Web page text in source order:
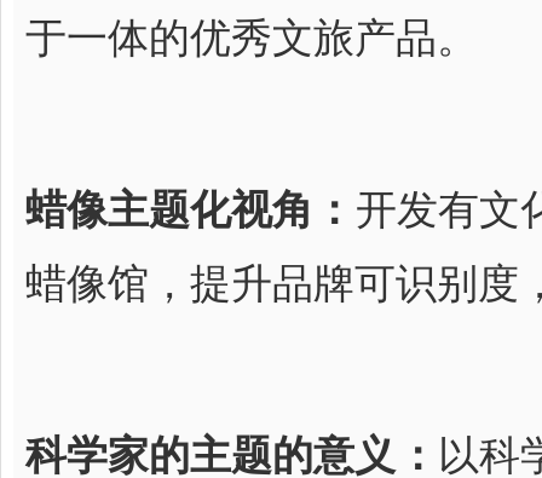
于一体的优秀文旅产品。
蜡像主题化视角： 开发有文
蜡像馆，提升品牌可识别度
科学家的主题的意义： 以科